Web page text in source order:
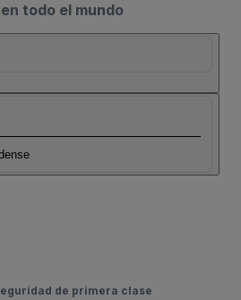
todo el mundo
de primera clase